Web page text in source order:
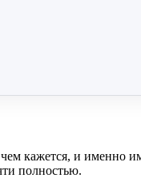
кажется, и именно
полностью.